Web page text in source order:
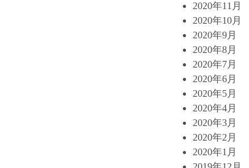
2020年11月
2020年10月
2020年9月
2020年8月
2020年7月
2020年6月
2020年5月
2020年4月
2020年3月
2020年2月
2020年1月